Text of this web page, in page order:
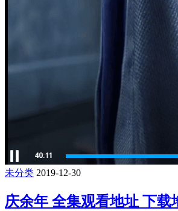
未分类 2019-12-30
庆余年 全集观看地址 下载